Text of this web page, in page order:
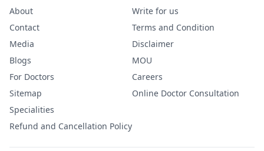
About
Contact
Media
Blogs
For Doctors
Sitemap
Specialities
Refund and Cancellation Policy
Write for us
Terms and Condition
Disclaimer
MOU
Careers
Online Doctor Consultation